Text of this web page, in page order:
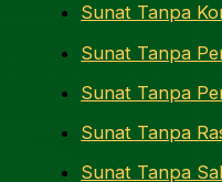
Sunat Tanpa
Sunat Tanpa
Sunat Tanpa
Sunat Tanpa
Sunat Tanpa